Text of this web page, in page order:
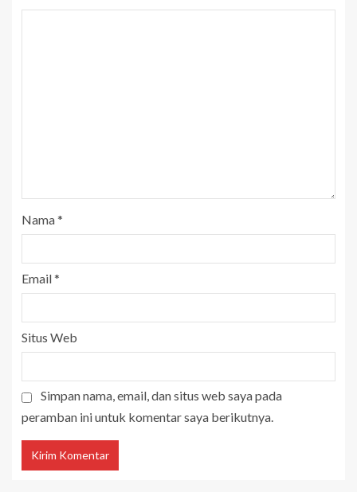
Nama*
Email*
Situs Web
Simpan nama, email, dan situs web saya pada
peramban ini untuk komentar saya berikutnya.